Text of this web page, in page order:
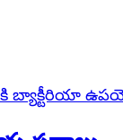
బ్యాక్టీరియా